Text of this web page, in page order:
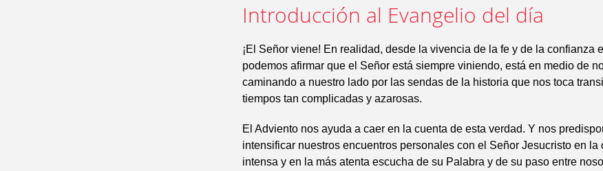
Introducción al Evangelio del día
¡El Señor viene! En realidad, desde la vivencia de la fe y de la confianza
podemos afirmar que el Señor está siempre viniendo, está en medio de
caminando a nuestro lado por las sendas de la historia que nos toca
tiempos tan complicadas y azarosas.
El Adviento nos ayuda a caer en la cuenta de esta verdad. Y nos
intensificar nuestros encuentros personales con el Señor Jesucristo en la
intensa y en la más atenta escucha de su Palabra y de su paso entre